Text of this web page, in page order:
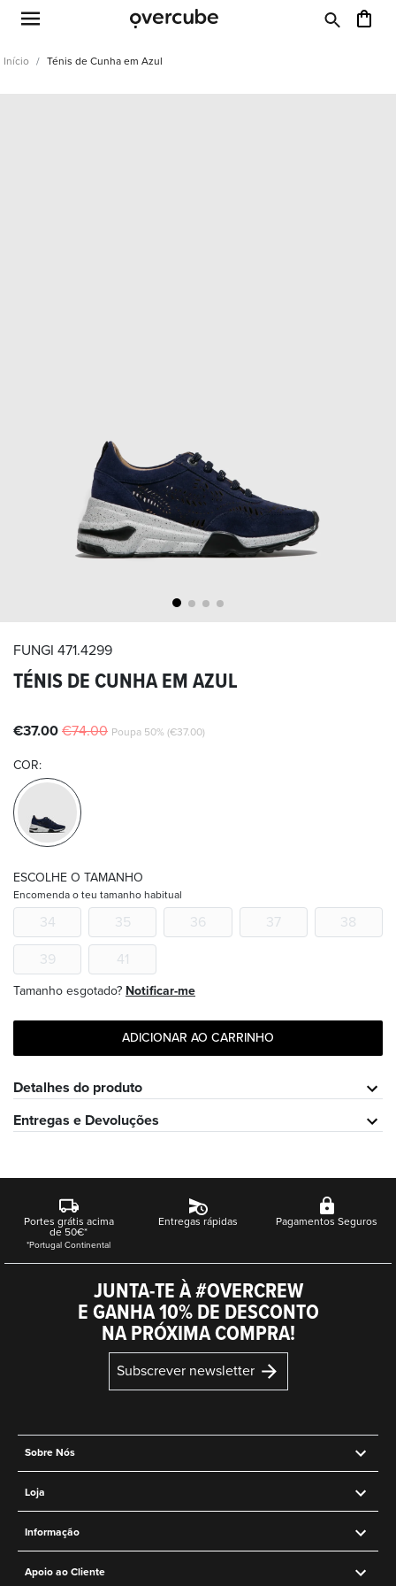
Início Ténis de Cunha em Azul
FUNGI 471.4299
TÉNIS DE CUNHA EM AZUL
€37.00 €74.00 Poupa 50% (€37.00)
COR:
ESCOLHE O TAMANHO
Encomenda o teu tamanho habitual
34 35 36 37 38
39 41
Tamanho esgotado? Notificar-me
ADICIONAR AO CARRINHO
Detalhes do produto
Entregas e Devoluções
Portes grátis acima
de 50€*
*Portugal Continental
Entregas rápidas Pagamentos Seguros
JUNTA-TE À #OVERCREW
E GANHA 10% DE DESCONTO
NA PRÓXIMA COMPRA!
Subscrever newsletter
Sobre Nós
Loja
Informação
Apoio ao Cliente